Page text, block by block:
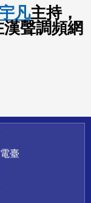
凡主持，
聲調頻網
臺